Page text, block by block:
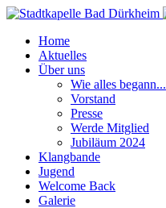
Home
Aktuelles
Über uns
Wie alles begann...
Vorstand
Presse
Werde Mitglied
Jubiläum 2024
Klangbande
Jugend
Welcome Back
Galerie